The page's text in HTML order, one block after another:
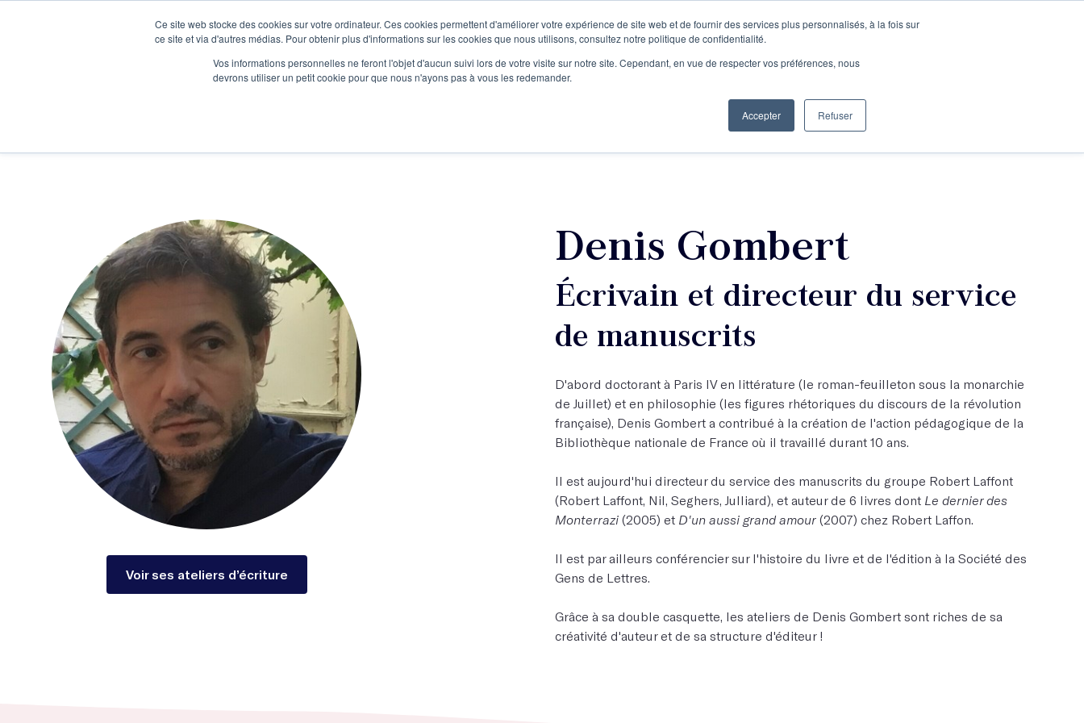
Ce site web stocke des cookies sur votre ordinateur. Ces cookies permettent d'améliorer votre expérience de site web et de fournir des services plus personnalisés, à la fois sur
ce site et via d'autres médias. Pour obtenir plus d'informations sur les cookies que nous utilisons, consultez notre politique de confidentialité.
Vos informations personnelles ne feront l'objet d'aucun suivi lors de votre visite sur notre site. Cependant, en vue de respecter vos préférences, nous
devrons utiliser un petit cookie pour que nous n'ayons pas à vous les redemander.
Accepter Refuser
Je participe à une session d’information Le podcast L'infolettre Se connecter Je découvre les ateliers
Entreprises
Voir ses ateliers d’écriture
Denis Gombert
Écrivain et directeur du service
de manuscrits
D'abord doctorant à Paris IV en littérature (le roman-feuilleton sous la monarchie
de Juillet) et en philosophie (les figures rhétoriques du discours de la révolution
française), Denis Gombert a contribué à la création de l'action pédagogique de la
Bibliothèque nationale de France où il travaillé durant 10 ans.
Il est aujourd'hui directeur du service des manuscrits du groupe Robert Laffont
(Robert Laffont, Nil, Seghers, Julliard), et auteur de 6 livres dont Le dernier des
Monterrazi (2005) et D'un aussi grand amour (2007) chez Robert Laffon.
Il est par ailleurs conférencier sur l'histoire du livre et de l'édition à la Société des
Gens de Lettres.
Grâce à sa double casquette, les ateliers de Denis Gombert sont riches de sa
créativité d'auteur et de sa structure d'éditeur !